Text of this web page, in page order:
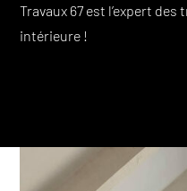
Travaux 67 est l’expert
intérieure !